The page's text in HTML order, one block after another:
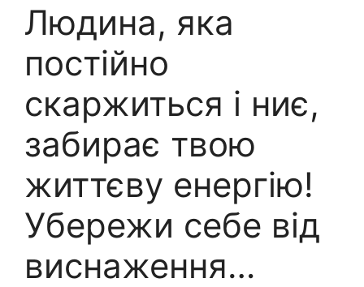
Людина, яка
постійно
скаржиться і ниє,
забирає твою
життєву енергію!
Убережи себе від
виснаження…